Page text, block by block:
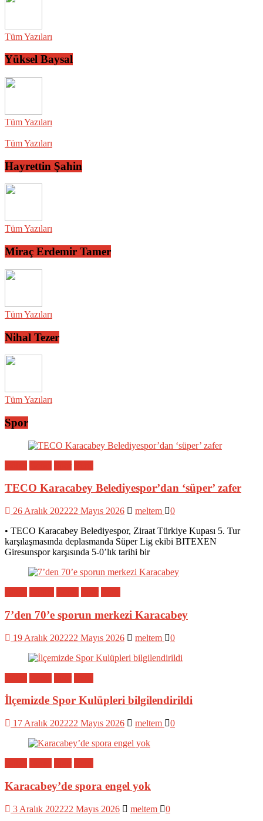
Tüm Yazıları
Yüksel Baysal
Tüm Yazıları
Tüm Yazıları
Hayrettin Şahin
Tüm Yazıları
Miraç Erdemir Tamer
Tüm Yazıları
Nihal Tezer
Tüm Yazıları
Spor
TECO Karacabey Belediyespor’dan ‘süper’ zafer
26 Aralık 202222 Mayıs 2026 meltem
0
• TECO Karacabey Belediyespor, Ziraat Türkiye Kupası 5. Tur
karşılaşmasında deplasmanda Süper Lig ekibi BITEXEN
Giresunspor karşısında 5-0’lık tarihi bir
7’den 70’e sporun merkezi Karacabey
19 Aralık 202222 Mayıs 2026 meltem 0
İlçemizde Spor Kulüpleri bilgilendirildi
17 Aralık 202222 Mayıs 2026 meltem 0
Karacabey’de spora engel yok
3 Aralık 202222 Mayıs 2026 meltem 0